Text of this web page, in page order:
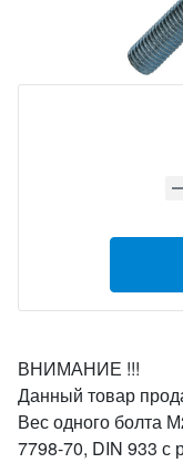
ВНИМАНИЕ !!!
Данный товар
Вес одного болта
7798-70, DIN 933 с